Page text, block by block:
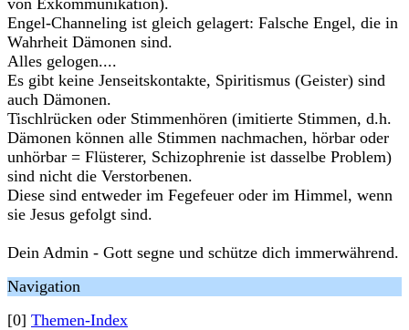
von Exkommunikation).
Engel-Channeling ist gleich gelagert: Falsche Engel, die in
Wahrheit Dämonen sind.
Alles gelogen....
Es gibt keine Jenseitskontakte, Spiritismus (Geister) sind
auch Dämonen.
Tischlrücken oder Stimmenhören (imitierte Stimmen, d.h.
Dämonen können alle Stimmen nachmachen, hörbar oder
unhörbar = Flüsterer, Schizophrenie ist dasselbe Problem)
sind nicht die Verstorbenen.
Diese sind entweder im Fegefeuer oder im Himmel, wenn
sie Jesus gefolgt sind.
Dein Admin - Gott segne und schütze dich immerwährend.
Navigation
[0] Themen-Index